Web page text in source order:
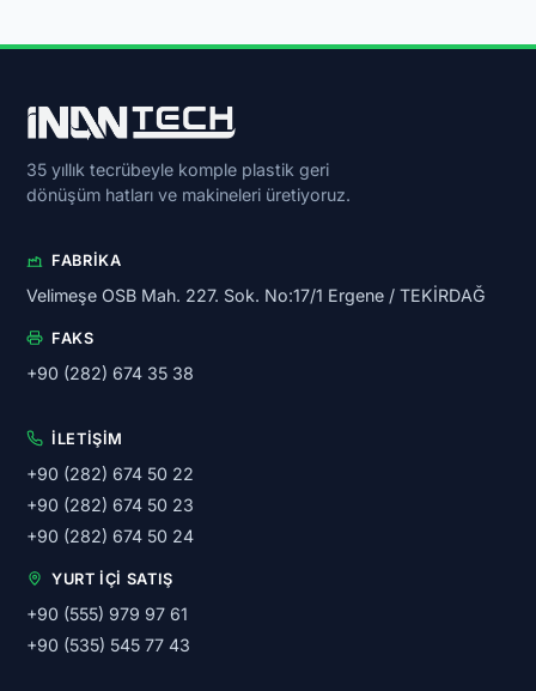
35 yıllık tecrübeyle komple plastik geri
dönüşüm hatları ve makineleri üretiyoruz.
FABRIKA
Velimeşe OSB Mah. 227. Sok. No:17/1 Ergene / TEKİRDAĞ
FAKS
+90 (282) 674 35 38
İLETIŞIM
+90 (282) 674 50 22
+90 (282) 674 50 23
+90 (282) 674 50 24
YURT İÇI SATIŞ
+90 (555) 979 97 61
+90 (535) 545 77 43